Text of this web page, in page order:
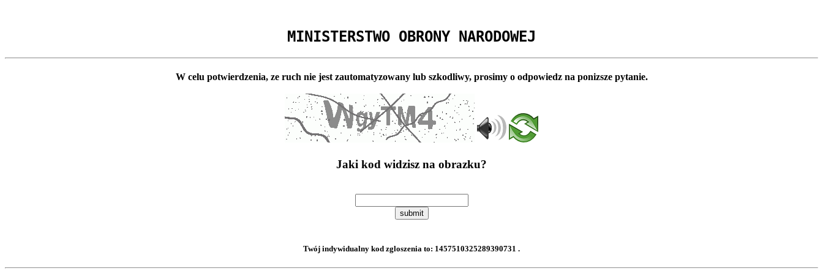
MINISTERSTWO OBRONY NARODOWEJ
W celu potwierdzenia, ze ruch nie jest zautomatyzowany lub szkodliwy, prosimy o odpowiedz na ponizsze pytanie.
Jaki kod widzisz na obrazku?
submit
Twój indywidualny kod zgloszenia to: 1457510325289390731 .